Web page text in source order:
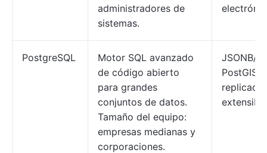
administradores de
sistemas.
PostgreSQL
Motor SQL avanzado
de código abierto
para grandes
conjuntos de datos.
Tamaño del equipo:
empresas medianas y
corporaciones.
JSONB/
PostGIS,